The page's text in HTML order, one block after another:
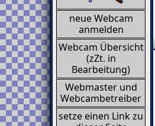
neue Webcam
anmelden
Webcam Übersicht
(zZt. in
Bearbeitung)
Webmaster und
Webcambetreiber
setze einen Link zu